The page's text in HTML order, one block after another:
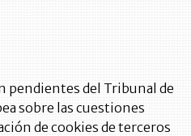
pendientes del Tribunal de
sobre las cuestiones
de cookies de terceros